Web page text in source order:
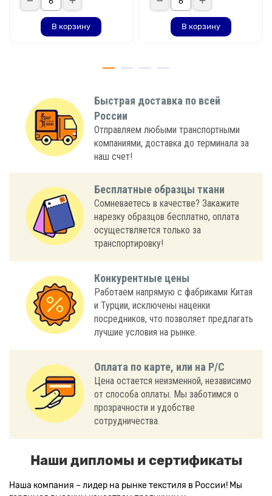
В корзину В корзину
Быстрая доставка по всей
России
Отправляем любыми транспортными
компаниями, доставка до терминала за
наш счет!
Бесплатные образцы ткани
Сомневаетесь в качестве? Закажите
нарезку образцов бесплатно, оплата
осуществляется только за
транспортировку!
Конкурентные цены
Работаем напрямую с фабриками Китая
и Турции, исключены наценки
посредников, что позволяет предлагать
лучшие условия на рынке.
Оплата по карте, или на Р/С
Цена остается неизменной, независимо
от способа оплаты. Мы заботимся о
прозрачности и удобстве
сотрудничества.
Наши дипломы и сертификаты
Наша компания – лидер на рынке текстиля в России! Мы